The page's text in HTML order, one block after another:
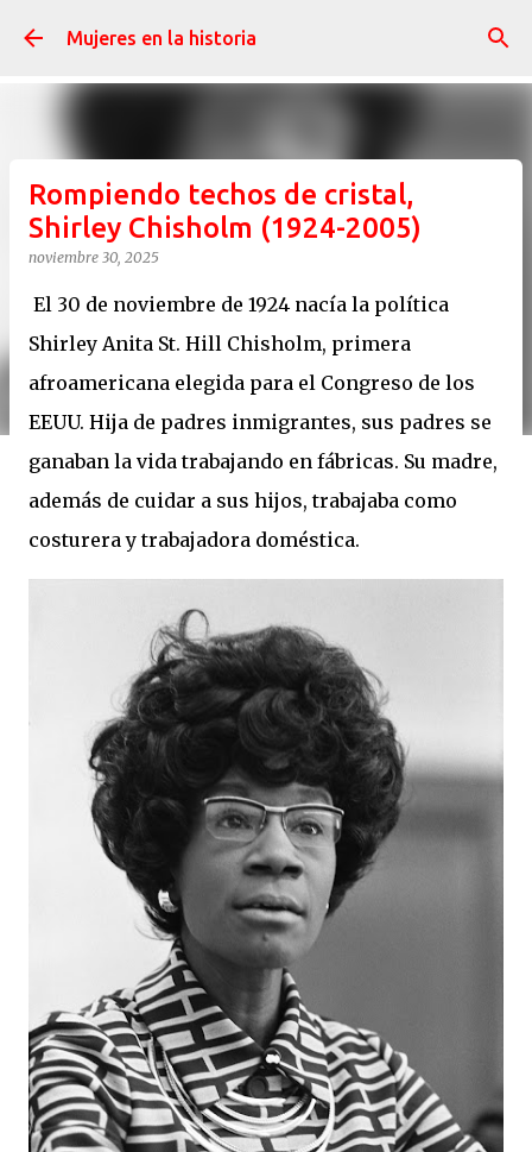
Ir al contenido principal
Mujeres en la historia
Rompiendo techos de cristal,
Shirley Chisholm (1924-2005)
noviembre 30, 2025
El 30 de noviembre de 1924 nacía la política
Shirley Anita St. Hill Chisholm, primera
afroamericana elegida para el Congreso de los
EEUU. Hija de padres inmigrantes, sus padres se
ganaban la vida trabajando en fábricas. Su madre,
además de cuidar a sus hijos, trabajaba como
costurera y trabajadora doméstica.